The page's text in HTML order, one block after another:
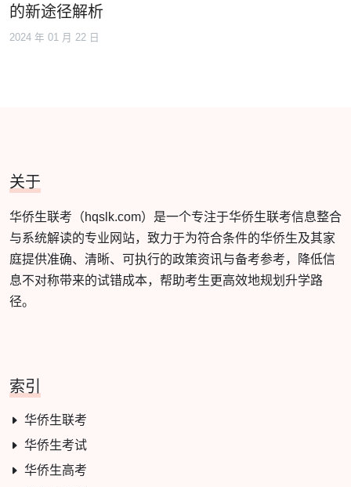
的新途径解析
2024 年 01 月 22 日
关于
华侨生联考（hqslk.com）是一个专注于华侨生联考信息整合
与系统解读的专业网站，致力于为符合条件的华侨生及其家
庭提供准确、清晰、可执行的政策资讯与备考参考，降低信
息不对称带来的试错成本，帮助考生更高效地规划升学路
径。
索引
华侨生联考
华侨生考试
华侨生高考